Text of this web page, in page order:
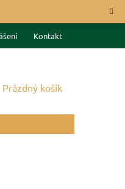
Kontakt
NÁKUPNÍ
Prázdný košík